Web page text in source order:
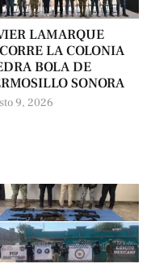
LAMARQUE
LA COLONIA
BOLA DE
SONORA
9, 2026